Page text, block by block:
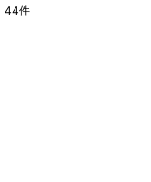
44件